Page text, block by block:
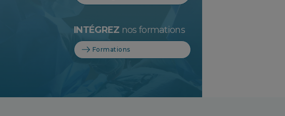
INTÉGREZ nos formations
Formations